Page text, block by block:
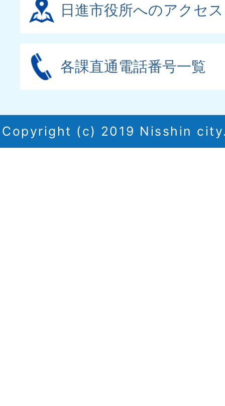
日進市役所へのアクセス
各課直通電話番号一覧
Copyright (c) 2019 Nisshin